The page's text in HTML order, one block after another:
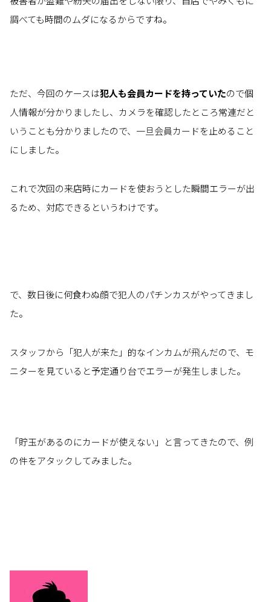
調べても時間のムダになるからですね。
ただ、今回のケースは犯人も会員カードを持っていたので個
人情報が分かりましたし、カメラを確認したところ常連だと
いうことも分かりましたので、一旦会員カードを止めること
にしました。
これで次回の来店時にカードを使おうとした瞬間エラーが出
るため、対応できるというわけです。
で、数日後に何食わぬ顔で犯人のパチンカスがやってきまし
た。
スタッフから「犯人が来た」的なインカムが飛んだので、モ
ニターを見ていると予定通り台でエラーが発生しました。
「貯玉があるのにカードが使えない」と言ってきたので、例
の件をアタックしてみました。